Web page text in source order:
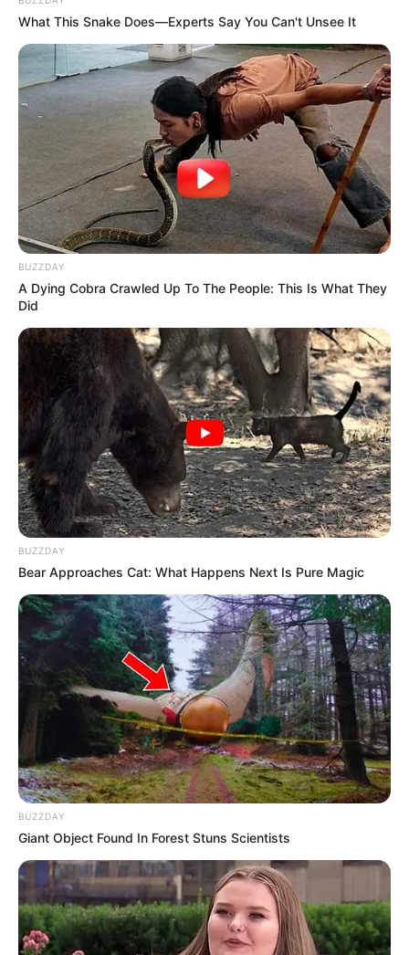
What This Snake Does—Experts Say You Can't Unsee It
BUZZDAY
A Dying Cobra Crawled Up To The People: This Is What They
Did
BUZZDAY
Bear Approaches Cat: What Happens Next Is Pure Magic
BUZZDAY
Giant Object Found In Forest Stuns Scientists